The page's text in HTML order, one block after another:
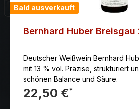
Bald ausverkauft
Bernhard Huber Breisgau
Deutscher Weißwein Bernhard
mit 13 % vol. Präzise, strukturiert
schönen Balance und Säure.
22,50 €*